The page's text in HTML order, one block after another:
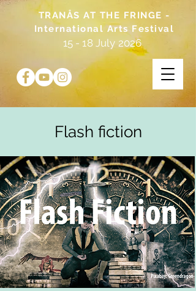
TRANÅS AT THE FRINGE -
International Arts Festival
15 - 18 July 2026
Flash fiction